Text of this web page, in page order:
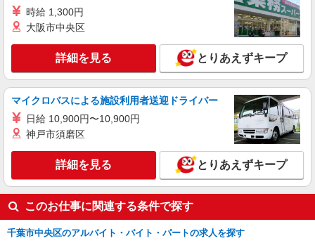
千葉市中央区新宿付近＜千葉駅すぐ＞
キープ 詳細を見る
時給 1,300円
大阪市中央区
詳細を見る とりあえずキープ
マイクロバスによる施設利用者送迎ドライバー
日給 10,900円〜10,900円
神戸市須磨区
詳細を見る とりあえずキープ
このお仕事に関連する条件で探す
千葉市中央区のアルバイト・バイト・パートの求人を探す